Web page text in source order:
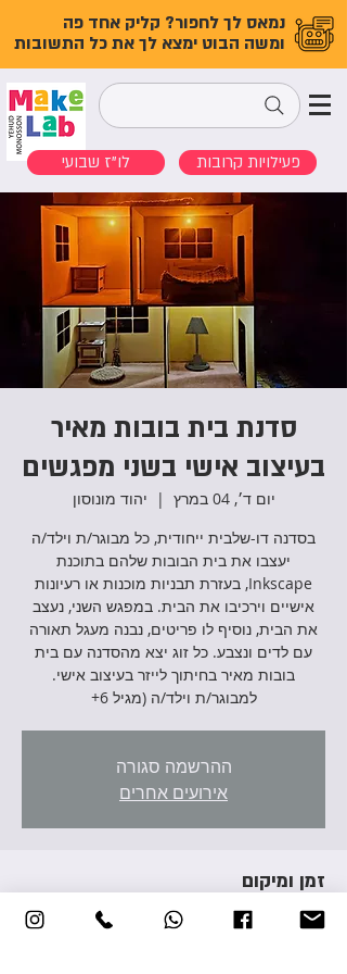
נמאס לך לחפור? קליק אחד פה
ומשה הבוט ימצא לך את כל התשובות
לו"ז שבועי פעילויות קרובות
סדנת בית בובות מאיר
בעיצוב אישי בשני מפגשים
יום ד׳, 04 במרץ
  |
יהוד מונוסון
בסדנה דו-שלבית ייחודית, כל מבוגר/ת וילד/ה
יעצבו את בית הבובות שלהם בתוכנת
Inkscape, בעזרת תבניות מוכנות או רעיונות
אישיים וירכיבו את הבית. במפגש השני, נעצב
את הבית, נוסיף לו פריטים, נבנה מעגל תאורה
עם לדים ונצבע. כל זוג יצא מהסדנה עם בית
בובות מאיר בחיתוך לייזר בעיצוב אישי.
למבוגר/ת וילד/ה (מגיל 6+
ההרשמה סגורה
אירועים אחרים
זמן ומיקום
04 במרץ 2026, 17:00 – 20:00